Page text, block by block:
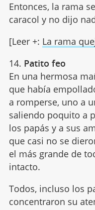
Entonces, la rama
caracol y no dijo
[Leer +: La rama
14. Patito feo
En una hermosa
que había
a romperse, uno a
saliendo poquito a
los papás y a sus
que casi no se
el más grande de
intacto.
Todos, incluso los
concentraron su